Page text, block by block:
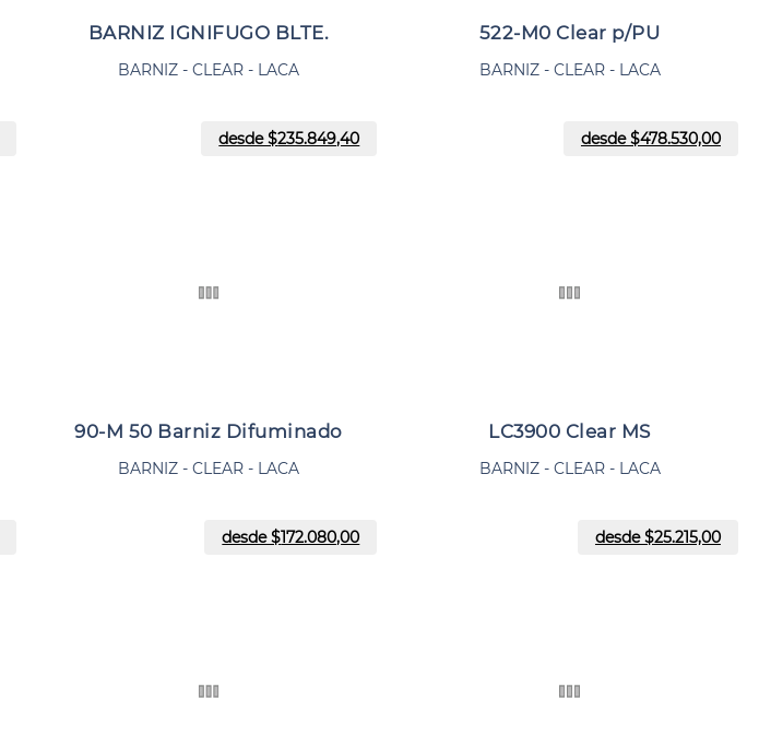
BARNIZ IGNIFUGO BLTE.
BARNIZ - CLEAR - LACA
desde $235.849,40
522-M0 Clear p/PU
BARNIZ - CLEAR - LACA
desde $478.530,00
90-M 50 Barniz Difuminado
BARNIZ - CLEAR - LACA
desde $172.080,00
LC3900 Clear MS
BARNIZ - CLEAR - LACA
desde $25.215,00